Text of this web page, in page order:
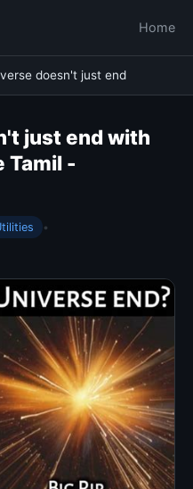
Home
doesn't just end
just end with
Tamil -
•